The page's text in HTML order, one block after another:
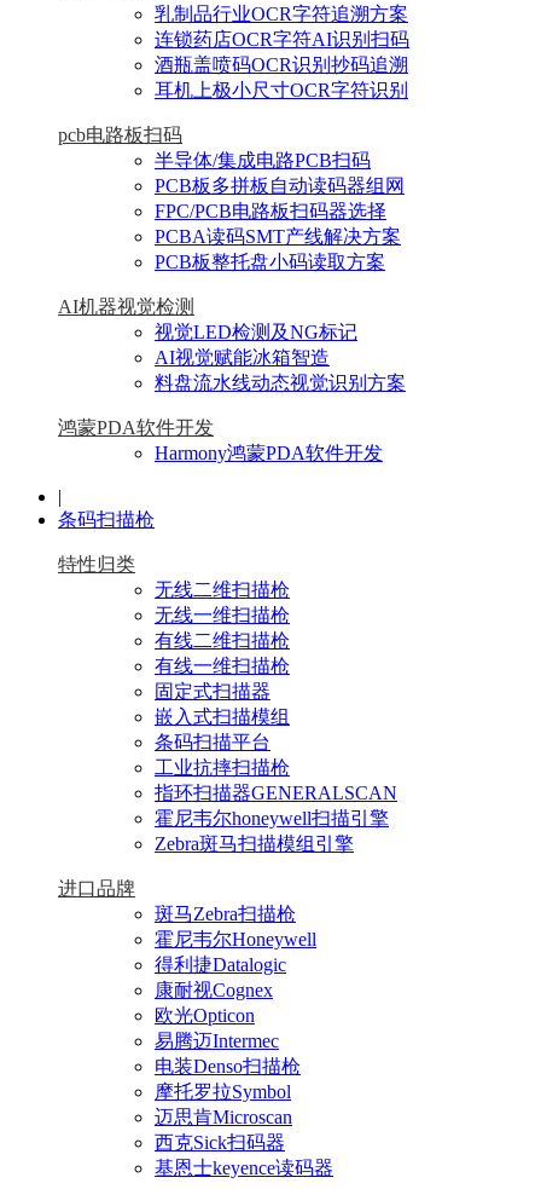
乳制品行业OCR字符追溯方案
连锁药店OCR字符AI识别扫码
酒瓶盖喷码OCR识别抄码追溯
耳机上极小尺寸OCR字符识别
pcb电路板扫码
半导体/集成电路PCB扫码
PCB板多拼板自动读码器组网
FPC/PCB电路板扫码器选择
PCBA读码SMT产线解决方案
PCB板整托盘小码读取方案
AI机器视觉检测
视觉LED检测及NG标记
AI视觉赋能冰箱智造
料盘流水线动态视觉识别方案
鸿蒙PDA软件开发
Harmony鸿蒙PDA软件开发
|
条码扫描枪
特性归类
无线二维扫描枪
无线一维扫描枪
有线二维扫描枪
有线一维扫描枪
固定式扫描器
嵌入式扫描模组
条码扫描平台
工业抗摔扫描枪
指环扫描器GENERALSCAN
霍尼韦尔honeywell扫描引擎
Zebra斑马扫描模组引擎
进口品牌
斑马Zebra扫描枪
霍尼韦尔Honeywell
得利捷Datalogic
康耐视Cognex
欧光Opticon
易腾迈Intermec
电装Denso扫描枪
摩托罗拉Symbol
迈思肯Microscan
西克Sick扫码器
基恩士keyence读码器